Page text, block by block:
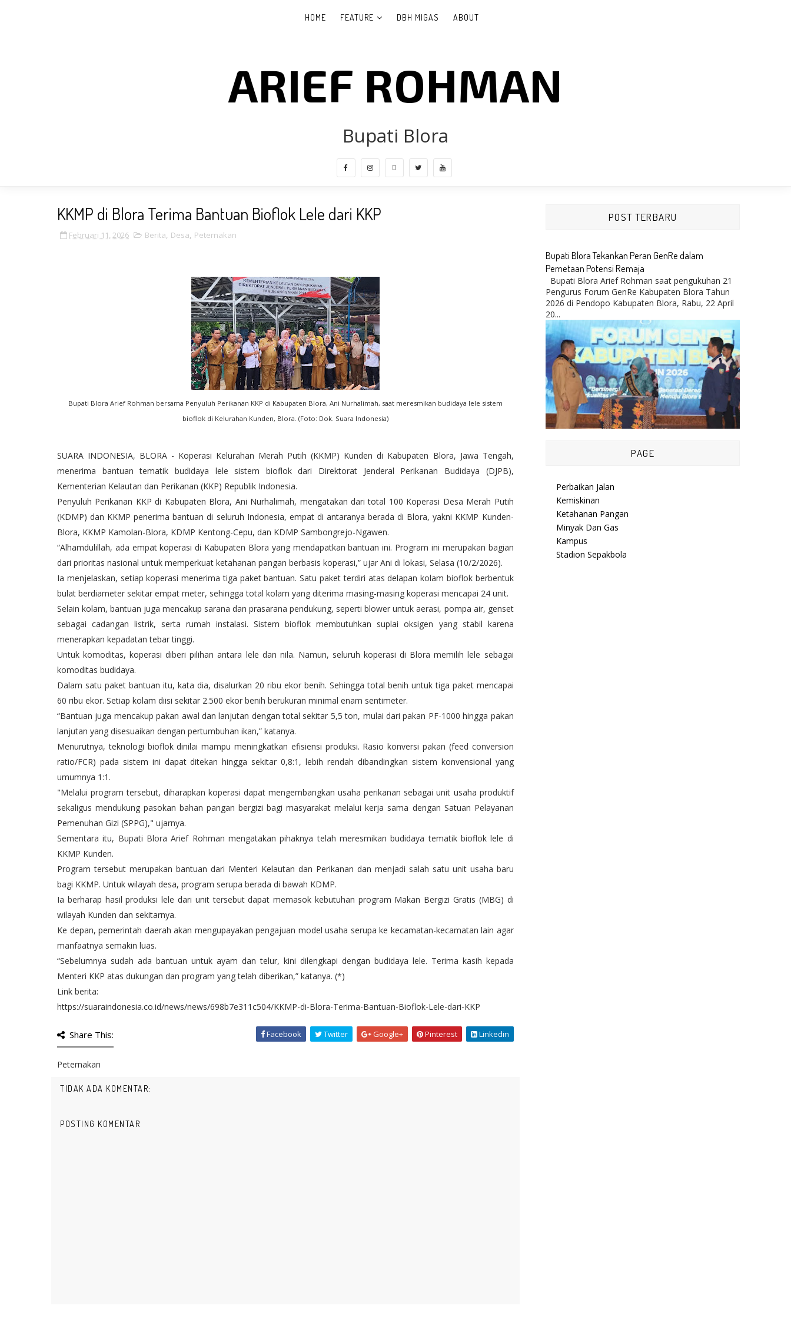
HOME FEATURE DBH MIGAS ABOUT
ARIEF ROHMAN
Bupati Blora
KKMP di Blora Terima Bantuan Bioflok Lele dari KKP
Februari 11, 2026 Berita, Desa, Peternakan
Bupati Blora Arief Rohman bersama Penyuluh Perikanan KKP di Kabupaten Blora, Ani Nurhalimah, saat meresmikan budidaya lele sistem
bioflok di Kelurahan Kunden, Blora. (Foto: Dok. Suara Indonesia)
SUARA INDONESIA, BLORA - Koperasi Kelurahan Merah Putih (KKMP) Kunden di Kabupaten Blora, Jawa Tengah,
menerima bantuan tematik budidaya lele sistem bioflok dari Direktorat Jenderal Perikanan Budidaya (DJPB),
Kementerian Kelautan dan Perikanan (KKP) Republik Indonesia.
Penyuluh Perikanan KKP di Kabupaten Blora, Ani Nurhalimah, mengatakan dari total 100 Koperasi Desa Merah Putih
(KDMP) dan KKMP penerima bantuan di seluruh Indonesia, empat di antaranya berada di Blora, yakni KKMP Kunden-
Blora, KKMP Kamolan-Blora, KDMP Kentong-Cepu, dan KDMP Sambongrejo-Ngawen.
“Alhamdulillah, ada empat koperasi di Kabupaten Blora yang mendapatkan bantuan ini. Program ini merupakan bagian
dari prioritas nasional untuk memperkuat ketahanan pangan berbasis koperasi,” ujar Ani di lokasi, Selasa (10/2/2026).
Ia menjelaskan, setiap koperasi menerima tiga paket bantuan. Satu paket terdiri atas delapan kolam bioflok berbentuk
bulat berdiameter sekitar empat meter, sehingga total kolam yang diterima masing-masing koperasi mencapai 24 unit.
Selain kolam, bantuan juga mencakup sarana dan prasarana pendukung, seperti blower untuk aerasi, pompa air, genset
sebagai cadangan listrik, serta rumah instalasi. Sistem bioflok membutuhkan suplai oksigen yang stabil karena
menerapkan kepadatan tebar tinggi.
Untuk komoditas, koperasi diberi pilihan antara lele dan nila. Namun, seluruh koperasi di Blora memilih lele sebagai
komoditas budidaya.
Dalam satu paket bantuan itu, kata dia, disalurkan 20 ribu ekor benih. Sehingga total benih untuk tiga paket mencapai
60 ribu ekor. Setiap kolam diisi sekitar 2.500 ekor benih berukuran minimal enam sentimeter.
“Bantuan juga mencakup pakan awal dan lanjutan dengan total sekitar 5,5 ton, mulai dari pakan PF-1000 hingga pakan
lanjutan yang disesuaikan dengan pertumbuhan ikan,” katanya.
Menurutnya, teknologi bioflok dinilai mampu meningkatkan efisiensi produksi. Rasio konversi pakan (feed conversion
ratio/FCR) pada sistem ini dapat ditekan hingga sekitar 0,8:1, lebih rendah dibandingkan sistem konvensional yang
umumnya 1:1.
"Melalui program tersebut, diharapkan koperasi dapat mengembangkan usaha perikanan sebagai unit usaha produktif
sekaligus mendukung pasokan bahan pangan bergizi bagi masyarakat melalui kerja sama dengan Satuan Pelayanan
Pemenuhan Gizi (SPPG)," ujarnya.
Sementara itu, Bupati Blora Arief Rohman mengatakan pihaknya telah meresmikan budidaya tematik bioflok lele di
KKMP Kunden.
Program tersebut merupakan bantuan dari Menteri Kelautan dan Perikanan dan menjadi salah satu unit usaha baru
bagi KKMP. Untuk wilayah desa, program serupa berada di bawah KDMP.
Ia berharap hasil produksi lele dari unit tersebut dapat memasok kebutuhan program Makan Bergizi Gratis (MBG) di
wilayah Kunden dan sekitarnya.
Ke depan, pemerintah daerah akan mengupayakan pengajuan model usaha serupa ke kecamatan-kecamatan lain agar
manfaatnya semakin luas.
“Sebelumnya sudah ada bantuan untuk ayam dan telur, kini dilengkapi dengan budidaya lele. Terima kasih kepada
Menteri KKP atas dukungan dan program yang telah diberikan,” katanya. (*)
Link berita:
https://suaraindonesia.co.id/news/news/698b7e311c504/KKMP-di-Blora-Terima-Bantuan-Bioflok-Lele-dari-KKP
Share This: Facebook Twitter Google+ Pinterest Linkedin
Peternakan
TIDAK ADA KOMENTAR:
POSTING KOMENTAR
POST TERBARU
Bupati Blora Tekankan Peran GenRe dalam
Pemetaan Potensi Remaja
Bupati Blora Arief Rohman saat pengukuhan 21
Pengurus Forum GenRe Kabupaten Blora Tahun
2026 di Pendopo Kabupaten Blora, Rabu, 22 April
20...
PAGE
Perbaikan Jalan
Kemiskinan
Ketahanan Pangan
Minyak Dan Gas
Kampus
Stadion Sepakbola